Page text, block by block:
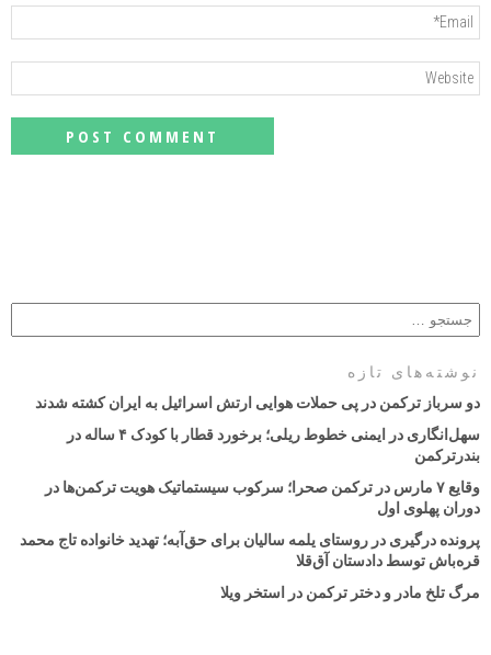
نوشته‌های تازه
دو سرباز ترکمن در پی حملات هوایی ارتش اسرائیل به ایران کشته شدند
سهل‌انگاری در ایمنی خطوط ریلی؛ برخورد قطار با کودک ۴ ساله در
بندرترکمن
وقایع ۷ مارس در ترکمن صحرا؛ سرکوب سیستماتیک هویت ترکمن‌ها در
دوران پهلوی اول
پرونده درگیری در روستای یلمه سالیان برای حق‌آبه؛ تهدید خانواده تاج محمد
قره‌باش توسط دادستان آق‌قلا
مرگ تلخ مادر و دختر ترکمن در استخر ویلا